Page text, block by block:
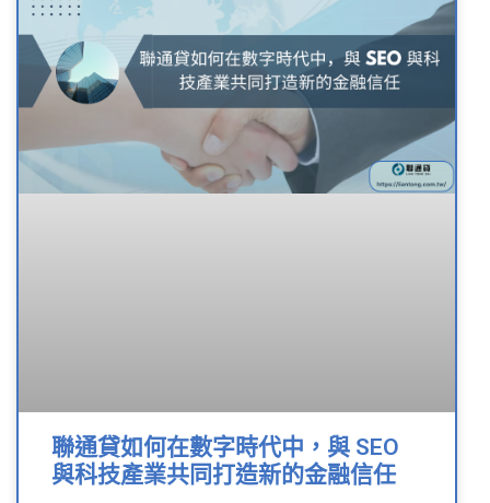
聯通貸如何在數字時代中，與 SEO
與科技產業共同打造新的金融信任